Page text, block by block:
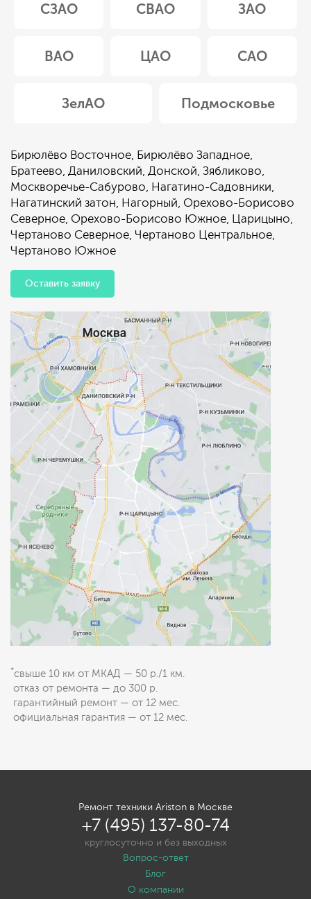
СЗАО СВАО ЗАО
ВАО ЦАО САО
ЗелАО Подмосковье
Бирюлёво Восточное, Бирюлёво Западное,
Братеево, Даниловский, Донской, Зябликово,
Москворечье-Сабурово, Нагатино-Садовники,
Нагатинский затон, Нагорный, Орехово-Борисово
Северное, Орехово-Борисово Южное, Царицыно,
Чертаново Северное, Чертаново Центральное,
Чертаново Южное
Оставить заявку
*свыше 10 км от МКАД — 50 р./1 км.
отказ от ремонта — до 300 р.
гарантийный ремонт — от 12 мес.
официальная гарантия — от 12 мес.
Ремонт техники Ariston в Москве
+7 (495) 137-80-74
круглосуточно и без выходных
Вопрос-ответ
Блог
О компании